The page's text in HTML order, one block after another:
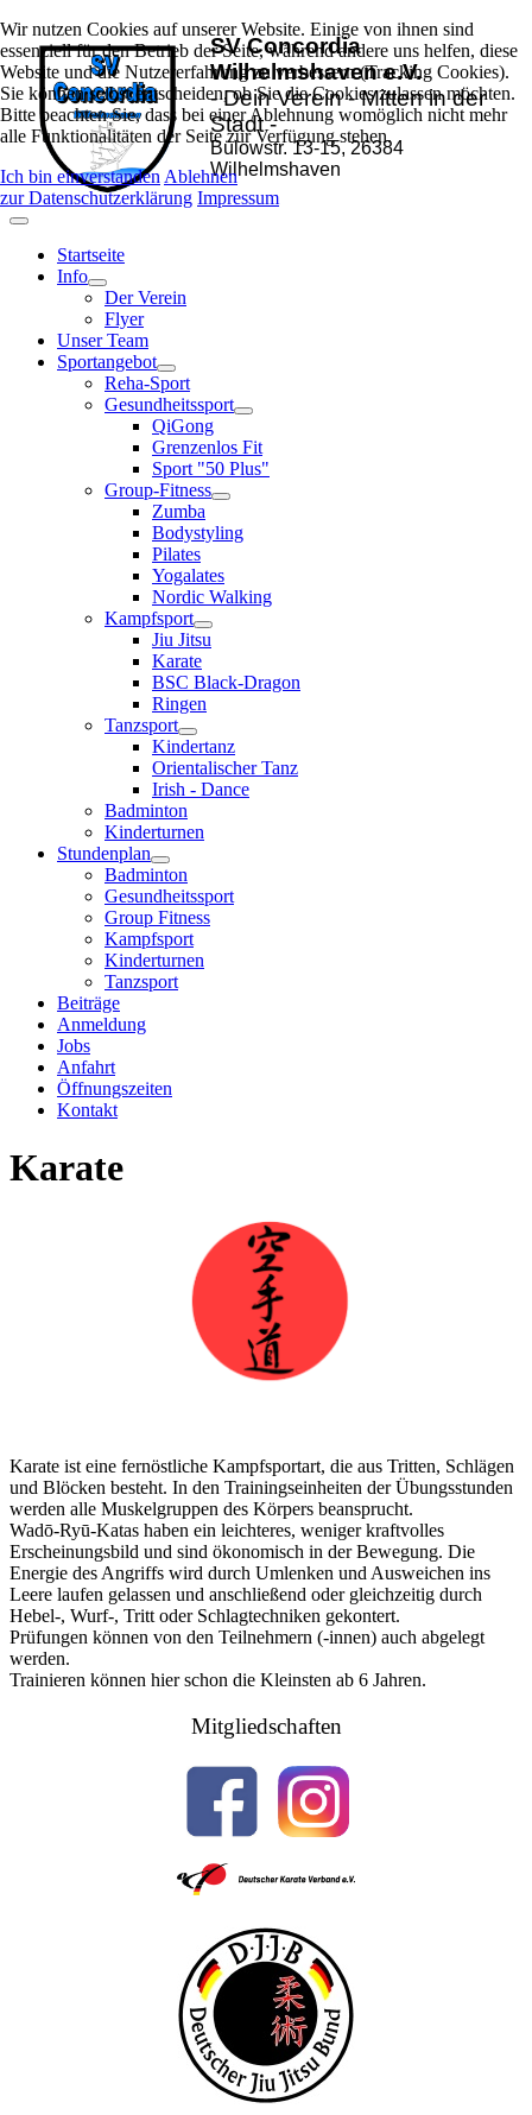
SV Concordia
Wilhelmshaven e.V.
- Dein Verein - Mitten in der
Stadt -
Bülowstr. 13-15, 26384
Wilhelmshaven
Startseite
Info
Der Verein
Flyer
Unser Team
Sportangebot
Reha-Sport
Gesundheitssport
QiGong
Grenzenlos Fit
Sport "50 Plus"
Group-Fitness
Zumba
Bodystyling
Pilates
Yogalates
Nordic Walking
Kampfsport
Jiu Jitsu
Karate
BSC Black-Dragon
Ringen
Tanzsport
Kindertanz
Orientalischer Tanz
Irish - Dance
Badminton
Kinderturnen
Stundenplan
Badminton
Gesundheitssport
Group Fitness
Kampfsport
Kinderturnen
Tanzsport
Beiträge
Anmeldung
Jobs
Anfahrt
Öffnungszeiten
Kontakt
Karate
Karate ist eine fernöstliche Kampfsportart, die aus Tritten, Schlägen
und Blöcken besteht. In den Trainingseinheiten der Übungsstunden
werden alle Muskelgruppen des Körpers beansprucht.
Wadō-Ryū-Katas haben ein leichteres, weniger kraftvolles
Erscheinungsbild und sind ökonomisch in der Bewegung. Die
Energie des Angriffs wird durch Umlenken und Ausweichen ins
Leere laufen gelassen und anschließend oder gleichzeitig durch
Hebel-, Wurf-, Tritt oder Schlagtechniken gekontert.
Prüfungen können von den Teilnehmern (-innen) auch abgelegt
werden.
Trainieren können hier schon die Kleinsten ab 6 Jahren.
Mitgliedschaften
Wir nutzen Cookies auf unserer Website. Einige von ihnen sind
essenziell für den Betrieb der Seite, während andere uns helfen, diese
Website und die Nutzererfahrung zu verbessern (Tracking Cookies).
Sie können selbst entscheiden, ob Sie die Cookies zulassen möchten.
Bitte beachten Sie, dass bei einer Ablehnung womöglich nicht mehr
alle Funktionalitäten der Seite zur Verfügung stehen.
Ich bin einverstanden Ablehnen
zur Datenschutzerklärung Impressum